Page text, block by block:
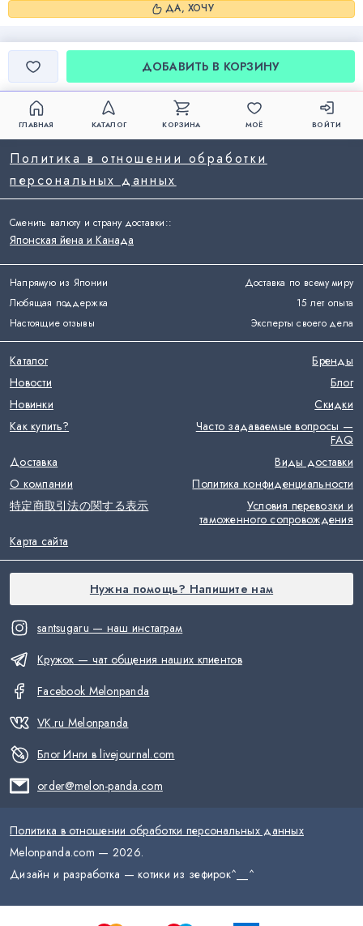
ДА, ХОЧУ
ДОБАВИТЬ В КОРЗИНУ
ГЛАВНАЯ КАТАЛОГ КОРЗИНА МОЁ ВОЙТИ
Напрямую из Японии
Доставка по всему миру
Любящая поддержка
15 лет опыта
Настоящие отзывы
Эксперты своего дела
santsugaru — наш инстаграм
Кружок — чат общения наших клиентов
Facebook Melonpanda
VK.ru Melonpanda
Блог Инги в livejournal.com
order@melon-panda.com
Политика в отношении обработки
персональных данных
Каталог
Бренды
Новости
Блог
Новинки
Скидки
Как купить?
Часто задаваемые вопросы —
FAQ
Доставка
Виды доставки
О компании
Политика конфиденциальности
特定商取引法の関する表示
Условия перевозки и
таможенного сопровождения
Карта сайта
Сменить валюту и страну доставки::
Японская йена и Канада
Нужна помощь? Напишите нам
Политика в отношении обработки персональных данных
Melonpanda.com — 2026.
Дизайн и разработка — котики из зефирок^__^